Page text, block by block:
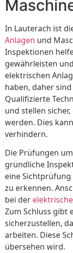
In Lauterach ist
Anlagen und
Inspektionen
gewährleisten
elektrischen
haben, daher
Qualifizierte
und stellen
werden. Dies
verhindern.
Die Prüfungen
gründliche
eine
zu erkennen.
bei der elektrische
Zum Schluss gibt
sicherzustellen,
arbeiten. Diese
übersehen wird.